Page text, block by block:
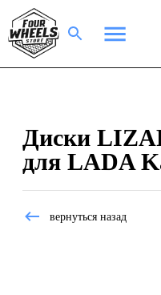
Диски
для LADA
вернуться назад